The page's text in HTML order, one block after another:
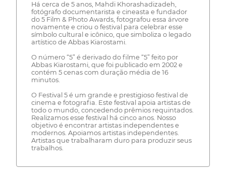
Há cerca de 5 anos, Mahdi Khorashadizadeh,
fotógrafo documentarista e cineasta e fundador
do 5 Film & Photo Awards, fotografou essa árvore
novamente e criou o festival para celebrar esse
símbolo cultural e icônico, que simboliza o legado
artístico de Abbas Kiarostami.
O número “5” é derivado do filme “5” feito por
Abbas Kiarostami, que foi publicado em 2002 e
contém 5 cenas com duração média de 16
minutos.
O Festival 5 é um grande e prestigioso festival de
cinema e fotografia. Este festival apoia artistas de
todo o mundo, concedendo prêmios requintados.
Realizamos esse festival há cinco anos. Nosso
objetivo é encontrar artistas independentes e
modernos. Apoiamos artistas independentes.
Artistas que trabalharam duro para produzir seus
trabalhos.